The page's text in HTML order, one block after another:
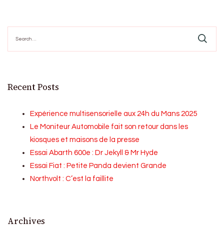
for:
Recent Posts
Expérience multisensorielle aux 24h du Mans 2025
Le Moniteur Automobile fait son retour dans les
kiosques et maisons de la presse
Essai Abarth 600e : Dr Jekyll & Mr Hyde
Essai Fiat : Petite Panda devient Grande
Northvolt : C’est la faillite
Archives